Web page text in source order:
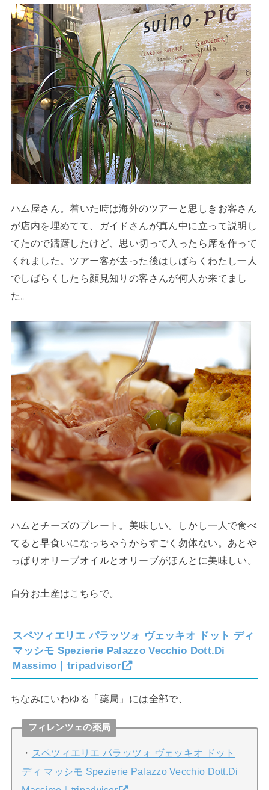
ハム屋さん。着いた時は海外のツアーと思しきお客さん
が店内を埋めてて、ガイドさんが真ん中に立って説明し
てたので躊躇したけど、思い切って入ったら席を作って
くれました。ツアー客が去った後はしばらくわたし一人
でしばらくしたら顔見知りの客さんが何人か来てまし
た。
ハムとチーズのプレート。美味しい。しかし一人で食べ
てると早食いになっちゃうからすごく勿体ない。あとや
っぱりオリーブオイルとオリーブがほんとに美味しい。
自分お土産はこちらで。
スペツィエリエ パラッツォ ヴェッキオ ドット ディ
マッシモ Spezierie Palazzo Vecchio Dott.Di
Massimo｜tripadvisor
ちなみにいわゆる「薬局」には全部で、
フィレンツェの薬局
・ スペツィエリエ パラッツォ ヴェッキオ ドット
ディ マッシモ Spezierie Palazzo Vecchio Dott.Di